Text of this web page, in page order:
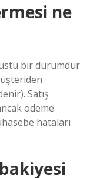
ne
bir durumdur
Satış
ödeme
hataları